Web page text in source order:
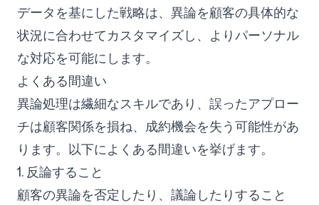
データを基にした戦略は、異論を顧客の具体的な
状況に合わせてカスタマイズし、よりパーソナル
な対応を可能にします。
よくある間違い
異論処理は繊細なスキルであり、誤ったアプロー
チは顧客関係を損ね、成約機会を失う可能性があ
ります。以下によくある間違いを挙げます。
1. 反論すること
顧客の異論を否定したり、議論したりすること